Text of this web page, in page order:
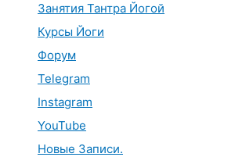
Занятия Тантра Йогой
Курсы Йоги
Форум
Telegram
Instagram
YouTube
Новые Записи.